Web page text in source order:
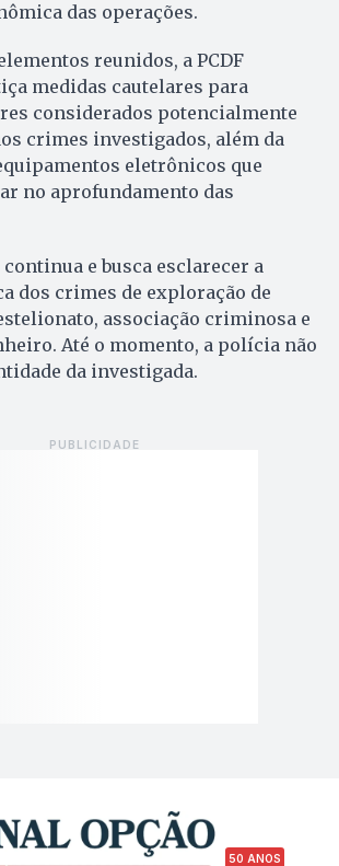
das operações.
reunidos, a PCDF
medidas cautelares para
considerados potencialmente
crimes investigados, além da
eletrônicos que
no aprofundamento das
e busca esclarecer a
dos crimes de exploração de
associação criminosa e
Até o momento, a polícia não
da investigada.
50 ANOS